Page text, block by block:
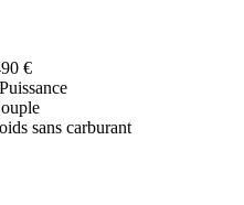
€
Puissance
sans carburant